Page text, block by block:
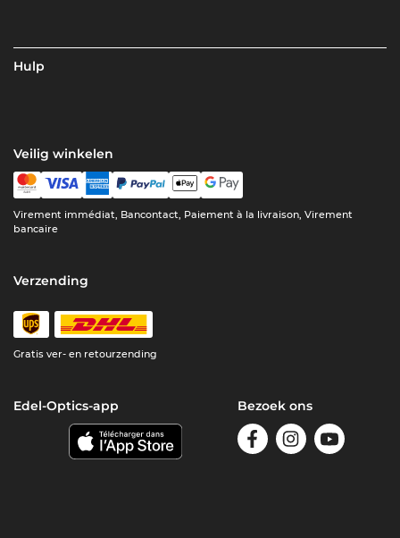
Hulp
Veilig winkelen
Virement immédiat, Bancontact, Paiement à la livraison, Virement
bancaire
Verzending
Gratis ver- en retourzending
Edel-Optics-app Bezoek ons